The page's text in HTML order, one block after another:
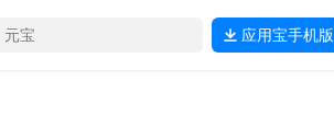
应用宝手机版